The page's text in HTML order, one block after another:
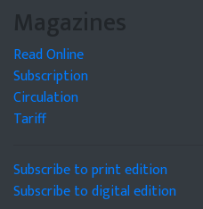
Magazines
Read Online
Subscription
Circulation
Tariff
Subscribe to print edition
Subscribe to digital edition